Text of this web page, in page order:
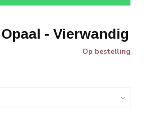
- Vierwandig
Op bestelling